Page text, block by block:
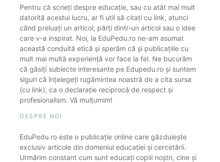
Pentru că scrieți despre educație, sau cu atât mai mult
datorită acestui lucru, ar fi util să citați cu link, atunci
când preluați un articol, părți dintr-un articol sau o idee
care v-a inspirat. Noi, la EduPedu.ro ne-am asumat
această conduită etică și sperăm că și publicațiile cu
mult mai multă experiență vor face la fel. Ne bucurăm
că găsiți subiecte interesante pe Edupedu.ro și suntem
siguri că înțelegeți rugămintea noastră de a cita sursa
(cu link), ca o declarație reciprocă de respect și
profesionalism. Vă mulțumim!
DESPRE NOI
EduPedu.ro este o publicație online care găzduiește
exclusiv articole din domeniul educației și cercetării.
Urmărim constant cum sunt educați copiii noștri, cine și